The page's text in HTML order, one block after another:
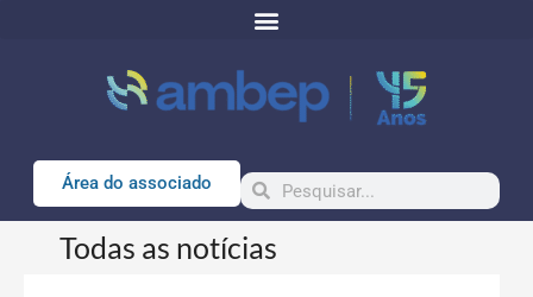
Área do associado
Todas as notícias